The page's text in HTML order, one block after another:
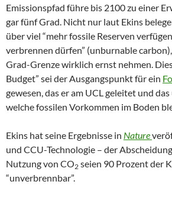
Emissionspfad führe bis 2100 zu einer
gar fünf Grad. Nicht nur laut Ekins
über viel “mehr fossile Reserven
verbrennen dürfen” (unburnable
Grad-Grenze wirklich ernst nehmen.
Budget” sei der Ausgangspunkt für ein
gewesen, das er am UCL geleitet und
welche fossilen Vorkommen im Boden
Ekins hat seine Ergebnisse in Nature
und CCU-Technologie – der
Nutzung von CO2 seien 90 Prozent der
“unverbrennbar”.